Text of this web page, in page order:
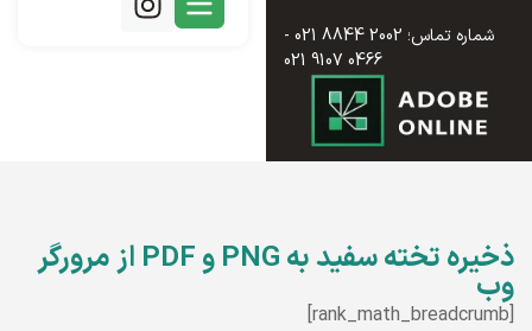
شماره تماس؛ 2002 8844 021 -
0466 9107 021
ذخیره تخته سفید به PNG و PDF از مرورگر
وب
[rank_math_breadcrumb]